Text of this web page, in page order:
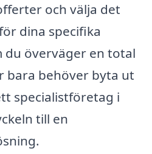
och välja det
dina specifika
du överväger en total
bara behöver byta ut
specialistföretag i
till en